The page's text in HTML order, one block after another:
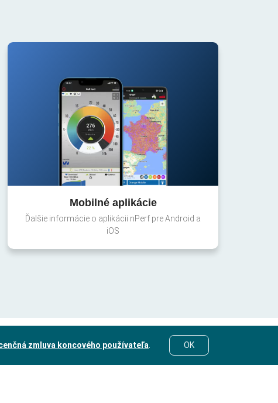
Mobilné aplikácie
Ďalšie informácie o aplikácii nPerf pre Android a
iOS
zmluva koncového používateľa OK